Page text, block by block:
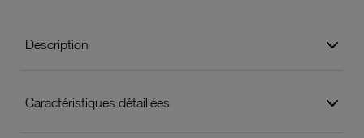
Description
Caractéristiques détaillées